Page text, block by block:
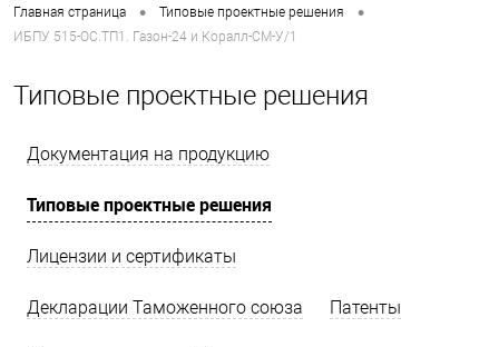
Главная страница • Типовые проектные решения •
ИБПУ 515-ОС.ТП1. Газон-24 и Коралл-СМ-У/1
Типовые проектные решения
Документация на продукцию
Типовые проектные решения
Лицензии и сертификаты
Декларации Таможенного союза Патенты